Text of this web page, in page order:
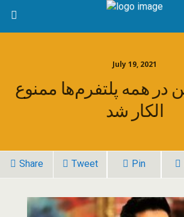
July 19, 2021
در همه پلتفرم‌ها ممنوع
الکار شد
Share Tweet Pin